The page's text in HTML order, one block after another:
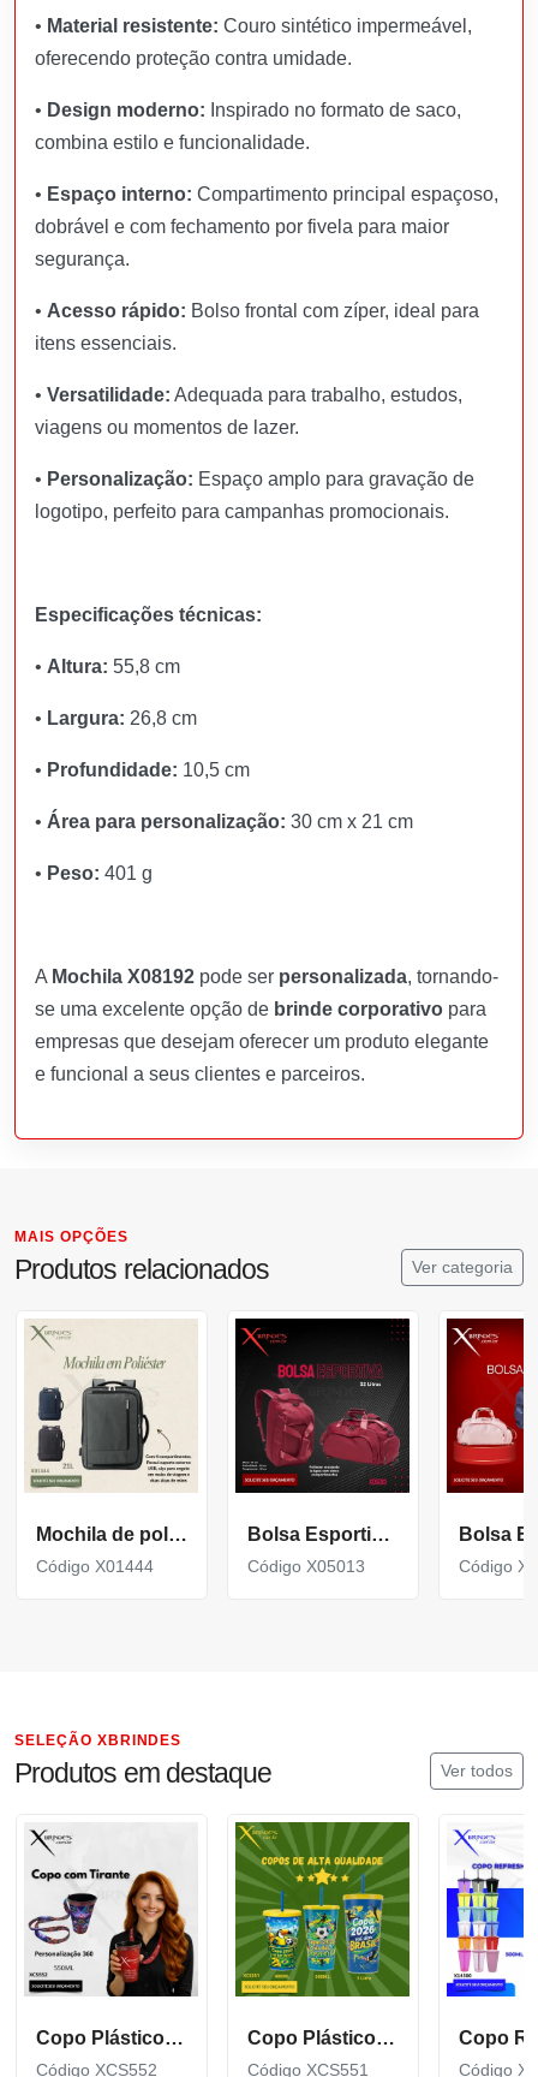
• Material resistente: Couro sintético impermeável,
oferecendo proteção contra umidade.
• Design moderno: Inspirado no formato de saco,
combina estilo e funcionalidade.
• Espaço interno: Compartimento principal espaçoso,
dobrável e com fechamento por fivela para maior
segurança.
• Acesso rápido: Bolso frontal com zíper, ideal para
itens essenciais.
• Versatilidade: Adequada para trabalho, estudos,
viagens ou momentos de lazer.
• Personalização: Espaço amplo para gravação de
logotipo, perfeito para campanhas promocionais.
Especificações técnicas:
• Altura: 55,8 cm
• Largura: 26,8 cm
• Profundidade: 10,5 cm
• Área para personalização: 30 cm x 21 cm
• Peso: 401 g
A Mochila X08192 pode ser personalizada, tornando-
se uma excelente opção de brinde corporativo para
empresas que desejam oferecer um produto elegante
e funcional a seus clientes e parceiros.
MAIS OPÇÕES
Produtos relacionados Ver categoria
Mochila de poliéster 21 litros com 4 compartimentos X01444
Código X01444
Bolsa Esportiva Com Capacidade De 32 Litros X05013
Código X05013 Código
SELEÇÃO XBRINDES
Produtos em destaque Ver todos
Copo Plástico de 550 ML com Tirante Personalizado XCS552
Código XCS552
Copo Plástico personalizado In Mold Label 360 XCS551
Código XCS551 Código